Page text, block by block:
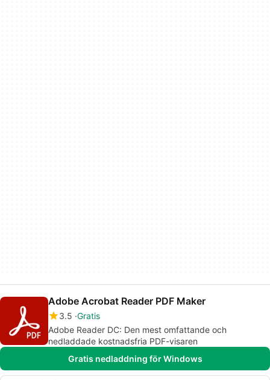
Adobe Acrobat Reader PDF Maker
3.5 Gratis
Adobe Reader DC: Den mest omfattande och
nedladdade kostnadsfria PDF-visaren
Gratis nedladdning för Windows